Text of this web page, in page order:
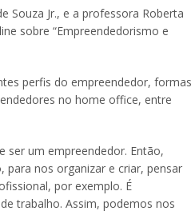
Souza Jr., e a professora Roberta
sobre “Empreendedorismo e
perfis do empreendedor, formas
no home office, entre
ser um empreendedor. Então,
nos organizar e criar, pensar
por exemplo. É
trabalho. Assim, podemos nos